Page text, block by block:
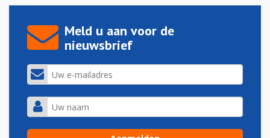
Meld u aan voor de
nieuwsbrief